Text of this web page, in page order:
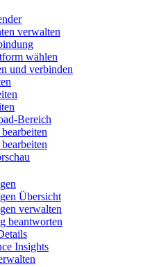
verwalten
wählen
und verbinden
Bereich
Übersicht
verwalten
beantworten
Insights